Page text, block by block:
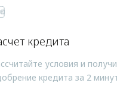
кредита
условия и
кредита за 2